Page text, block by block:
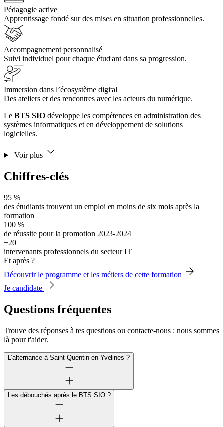
Pédagogie active
Apprentissage fondé sur des mises en situation professionnelles.
Accompagnement personnalisé
Suivi individuel pour chaque étudiant dans sa progression.
Immersion dans l’écosystème digital
Des ateliers et des rencontres avec les acteurs du numérique.
Le BTS SIO développe les compétences en administration des
systèmes informatiques et en développement de solutions
logicielles.
Voir plus
Chiffres-clés
95 %
des étudiants trouvent un emploi en moins de six mois après la
formation
100 %
de réussite pour la promotion 2023-2024
+20
intervenants professionnels du secteur IT
Et après ?
Découvrir le programme et les métiers de cette formation
Je candidate
Questions fréquentes
Trouve des réponses à tes questions ou contacte-nous : nous sommes
là pour t'aider.
L’alternance à Saint-Quentin-en-Yvelines ?
Les débouchés après le BTS SIO ?